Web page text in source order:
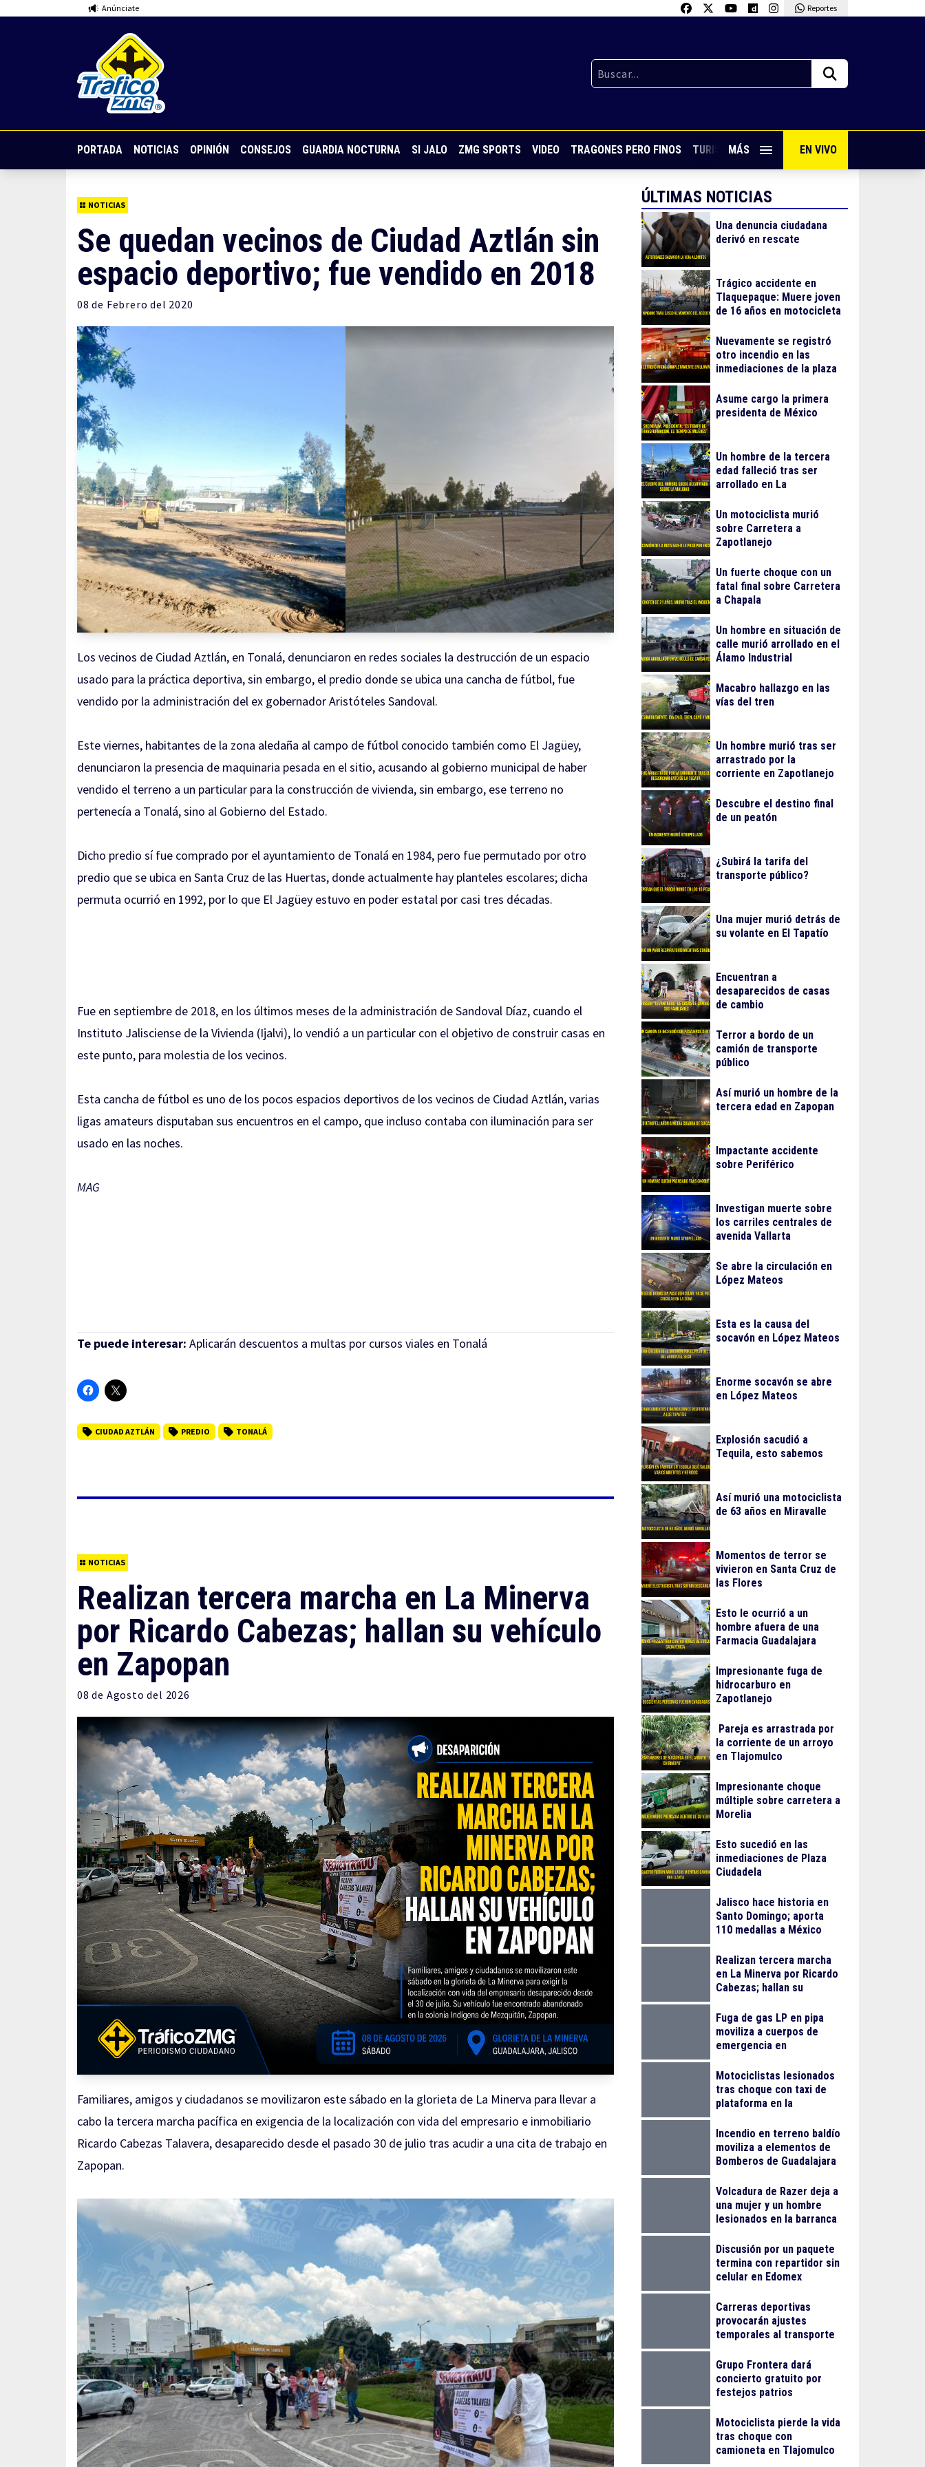
Anúnciate Reportes
PORTADA NOTICIAS OPINIÓN CONSEJOS GUARDIA NOCTURNA SI JALO ZMG SPORTS VIDEO TRAGONES PERO FINOS TURISMO CON SABOR VIVE PUERTO VALLARTA
MÁS EN VIVO
NOTICIAS
Se quedan vecinos de Ciudad Aztlán sin
espacio deportivo; fue vendido en 2018
08 de Febrero del 2020
Los vecinos de Ciudad Aztlán, en Tonalá, denunciaron en redes sociales la destrucción de un espacio
usado para la práctica deportiva, sin embargo, el predio donde se ubica una cancha de fútbol, fue
vendido por la administración del ex gobernador Aristóteles Sandoval.
Este viernes, habitantes de la zona aledaña al campo de fútbol conocido también como El Jagüey,
denunciaron la presencia de maquinaria pesada en el sitio, acusando al gobierno municipal de haber
vendido el terreno a un particular para la construcción de vivienda, sin embargo, ese terreno no
pertenecía a Tonalá, sino al Gobierno del Estado.
Dicho predio sí fue comprado por el ayuntamiento de Tonalá en 1984, pero fue permutado por otro
predio que se ubica en Santa Cruz de las Huertas, donde actualmente hay planteles escolares; dicha
permuta ocurrió en 1992, por lo que El Jagüey estuvo en poder estatal por casi tres décadas.
Fue en septiembre de 2018, en los últimos meses de la administración de Sandoval Díaz, cuando el
Instituto Jalisciense de la Vivienda (Ijalvi), lo vendió a un particular con el objetivo de construir casas en
este punto, para molestia de los vecinos.
Esta cancha de fútbol es uno de los pocos espacios deportivos de los vecinos de Ciudad Aztlán, varias
ligas amateurs disputaban sus encuentros en el campo, que incluso contaba con iluminación para ser
usado en las noches.
MAG
Te puede interesar: Aplicarán descuentos a multas por cursos viales en Tonalá
CIUDAD AZTLÁN PREDIO TONALÁ
NOTICIAS
Realizan tercera marcha en La Minerva
por Ricardo Cabezas; hallan su vehículo
en Zapopan
08 de Agosto del 2026
Familiares, amigos y ciudadanos se movilizaron este sábado en la glorieta de La Minerva para llevar a
cabo la tercera marcha pacífica en exigencia de la localización con vida del empresario e inmobiliario
Ricardo Cabezas Talavera, desaparecido desde el pasado 30 de julio tras acudir a una cita de trabajo en
Zapopan.
ÚLTIMAS NOTICIAS
Una denuncia ciudadana
derivó en rescate
Trágico accidente en
Tlaquepaque: Muere joven
de 16 años en motocicleta
Nuevamente se registró
otro incendio en las
inmediaciones de la plaza
Asume cargo la primera
presidenta de México
Un hombre de la tercera
edad falleció tras ser
arrollado en La
Un motociclista murió
sobre Carretera a
Zapotlanejo
Un fuerte choque con un
fatal final sobre Carretera
a Chapala
Un hombre en situación de
calle murió arrollado en el
Álamo Industrial
Macabro hallazgo en las
vías del tren
Un hombre murió tras ser
arrastrado por la
corriente en Zapotlanejo
Descubre el destino final
de un peatón
¿Subirá la tarifa del
transporte público?
Una mujer murió detrás de
su volante en El Tapatío
Encuentran a
desaparecidos de casas
de cambio
Terror a bordo de un
camión de transporte
público
Así murió un hombre de la
tercera edad en Zapopan
Impactante accidente
sobre Periférico
Investigan muerte sobre
los carriles centrales de
avenida Vallarta
Se abre la circulación en
López Mateos
Esta es la causa del
socavón en López Mateos
Enorme socavón se abre
en López Mateos
Explosión sacudió a
Tequila, esto sabemos
Así murió una motociclista
de 63 años en Miravalle
Momentos de terror se
vivieron en Santa Cruz de
las Flores
Esto le ocurrió a un
hombre afuera de una
Farmacia Guadalajara
Impresionante fuga de
hidrocarburo en
Zapotlanejo
Pareja es arrastrada por
la corriente de un arroyo
en Tlajomulco
Impresionante choque
múltiple sobre carretera a
Morelia
Esto sucedió en las
inmediaciones de Plaza
Ciudadela
Jalisco hace historia en
Santo Domingo; aporta
110 medallas a México
Realizan tercera marcha
en La Minerva por Ricardo
Cabezas; hallan su
Fuga de gas LP en pipa
moviliza a cuerpos de
emergencia en
Motociclistas lesionados
tras choque con taxi de
plataforma en la
Incendio en terreno baldío
moviliza a elementos de
Bomberos de Guadalajara
Volcadura de Razer deja a
una mujer y un hombre
lesionados en la barranca
Discusión por un paquete
termina con repartidor sin
celular en Edomex
Carreras deportivas
provocarán ajustes
temporales al transporte
Grupo Frontera dará
concierto gratuito por
festejos patrios
Motociclista pierde la vida
tras choque con
camioneta en Tlajomulco